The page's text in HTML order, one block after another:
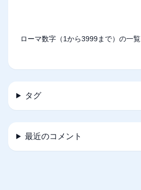
ローマ数字（1から3999まで）の一覧
タグ
最近のコメント